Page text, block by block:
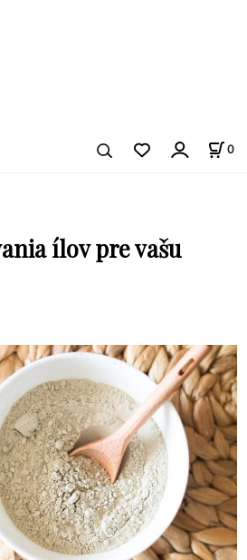
0
ílov pre vašu